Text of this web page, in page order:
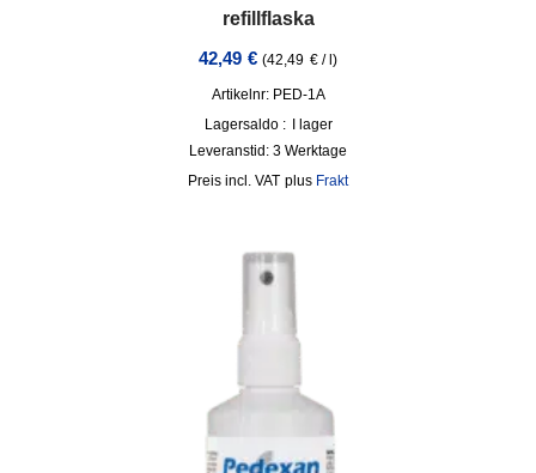
refillflaska
42,49 € (42,49 € / )
Artikelnr: PED-1A
Lagersaldo : I lager
Leveranstid: 3 Werktage
incl. VAT plus Frakt